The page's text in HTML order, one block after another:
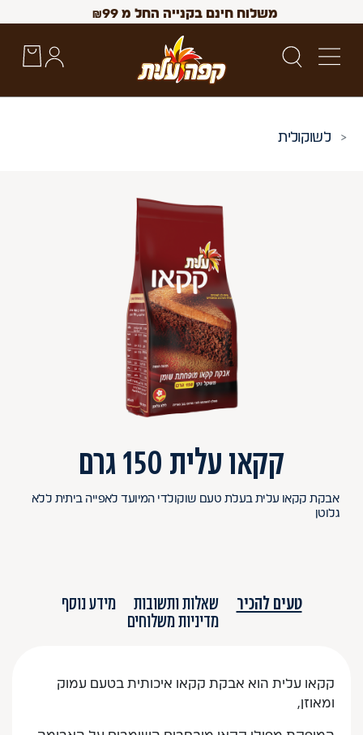
משלוח חינם בקנייה החל מ ₪99
Up and Down arrow keys to navigate search results.
שוקולית
קקאו עלית 150 גרם
אבקת קקאו עלית בעלת טעם שוקולדי המיועד לאפייה ביתית ללא
גלוטן
טעים להכיר שאלות ותשובות מידע נוסף
מדיניות משלוחים
קקאו עלית הוא אבקת קקאו איכותית בטעם עמוק
ומאוזן,